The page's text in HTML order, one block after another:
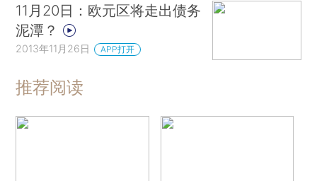
11月20日：欧元区将走出债务
泥潭？
2013年11月26日 APP打开
推荐阅读